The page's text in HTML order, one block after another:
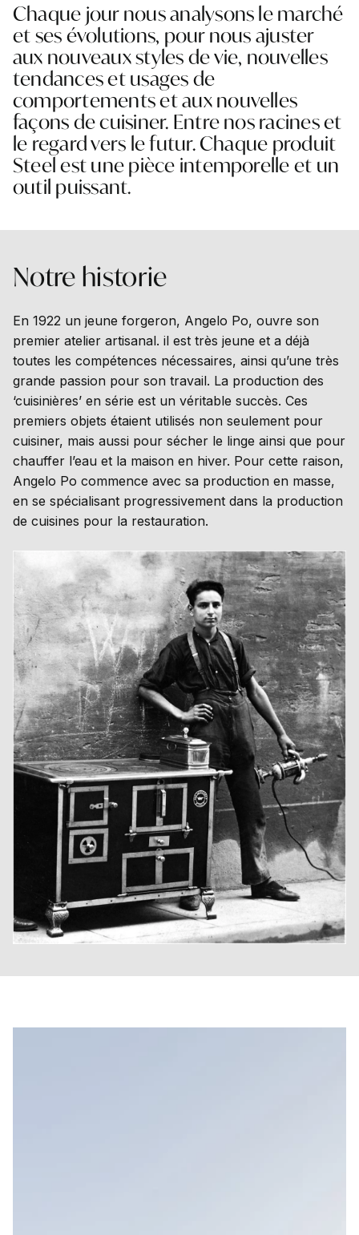
Chaque jour nous analysons le marché
et ses évolutions, pour nous ajuster
aux nouveaux styles de vie, nouvelles
tendances et usages de
comportements et aux nouvelles
façons de cuisiner. Entre nos racines et
le regard vers le futur. Chaque produit
Steel est une pièce intemporelle et un
outil puissant.
Notre historie
En 1922 un jeune forgeron, Angelo Po, ouvre son
premier atelier artisanal. il est très jeune et a déjà
toutes les compétences nécessaires, ainsi qu’une très
grande passion pour son travail. La production des
‘cuisinières’ en série est un véritable succès. Ces
premiers objets étaient utilisés non seulement pour
cuisiner, mais aussi pour sécher le linge ainsi que pour
chauffer l’eau et la maison en hiver. Pour cette raison,
Angelo Po commence avec sa production en masse,
en se spécialisant progressivement dans la production
de cuisines pour la restauration.